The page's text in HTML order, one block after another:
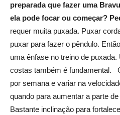
preparada que fazer uma
ela pode focar ou começar?
requer muita puxada. Puxar
puxar para fazer o pêndulo.
uma ênfase no treino de
costas também é fundamental.
por semana e variar na
quando para aumentar a parte
Bastante inclinação para